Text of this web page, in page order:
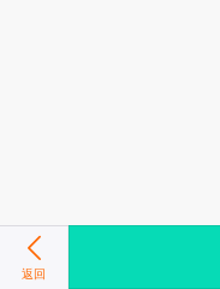
返回